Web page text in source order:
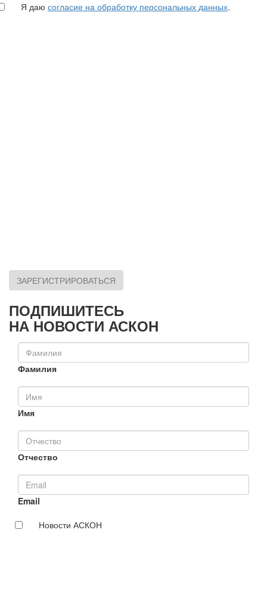
Я даю согласие на обработку персональных данных.
ЗАРЕГИСТРИРОВАТЬСЯ
ПОДПИШИТЕСЬ
НА НОВОСТИ АСКОН
Фамилия
Имя
Отчество
Email
Новости АСКОН